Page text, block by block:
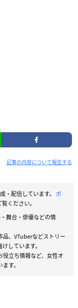
記事の内容について報告する
・配信しています。 ポ
ください。
舞台・俳優などの情
、VTuberなどストリー
しています。
立ち情報など、女性オ
す。